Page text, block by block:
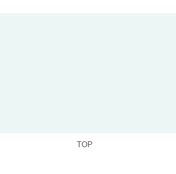
TOP